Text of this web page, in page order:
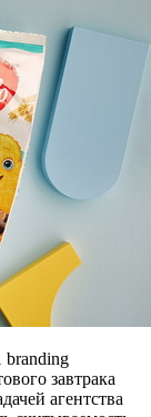
branding
завтрака
агентства